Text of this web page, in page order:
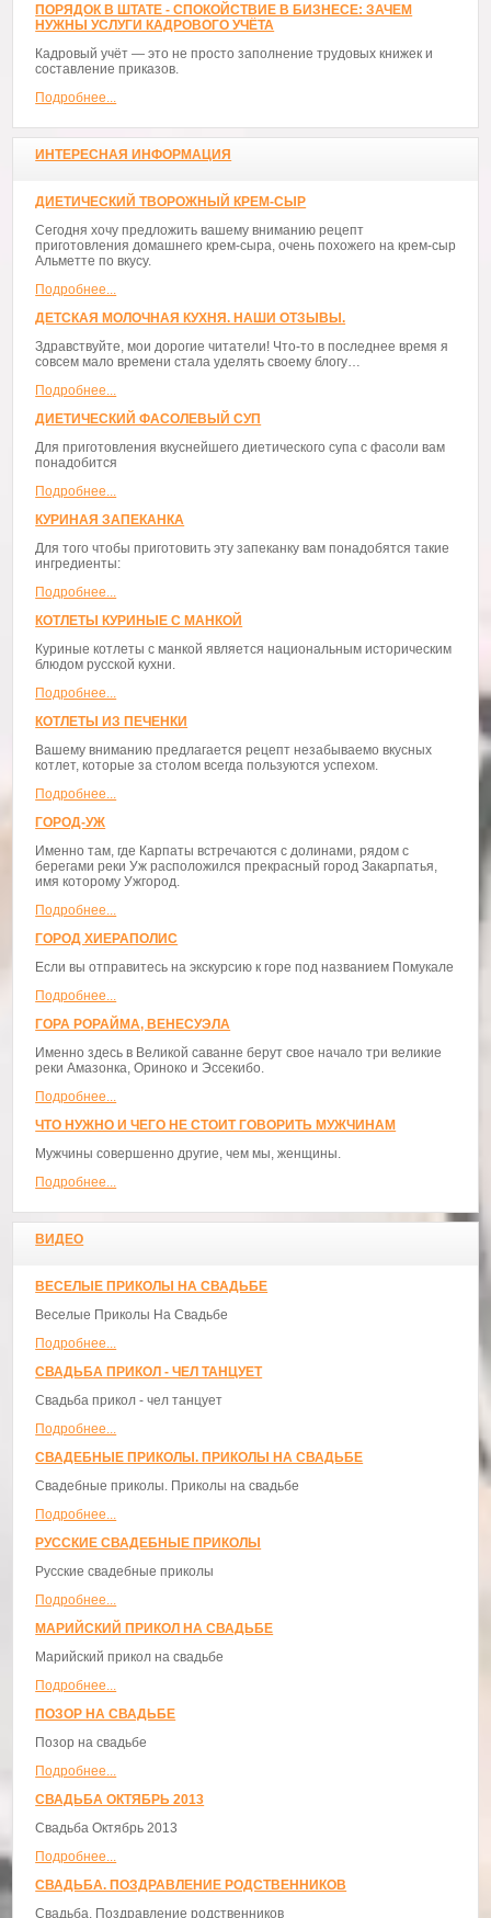
ПОРЯДОК В ШТАТЕ - СПОКОЙСТВИЕ В БИЗНЕСЕ: ЗАЧЕМ
НУЖНЫ УСЛУГИ КАДРОВОГО УЧЁТА
Кадровый учёт — это не просто заполнение трудовых книжек и
составление приказов.
Подробнее...
ИНТЕРЕСНАЯ ИНФОРМАЦИЯ
ДИЕТИЧЕСКИЙ ТВОРОЖНЫЙ КРЕМ-СЫР
Сегодня хочу предложить вашему вниманию рецепт
приготовления домашнего крем-сыра, очень похожего на крем-сыр
Альметте по вкусу.
Подробнее...
ДЕТСКАЯ МОЛОЧНАЯ КУХНЯ. НАШИ ОТЗЫВЫ.
Здравствуйте, мои дорогие читатели! Что-то в последнее время я
совсем мало времени стала уделять своему блогу…
Подробнее...
ДИЕТИЧЕСКИЙ ФАСОЛЕВЫЙ СУП
Для приготовления вкуснейшего диетического супа с фасоли вам
понадобится
Подробнее...
КУРИНАЯ ЗАПЕКАНКА
Для того чтобы приготовить эту запеканку вам понадобятся такие
ингредиенты:
Подробнее...
КОТЛЕТЫ КУРИНЫЕ С МАНКОЙ
Куриные котлеты с манкой является национальным историческим
блюдом русской кухни.
Подробнее...
КОТЛЕТЫ ИЗ ПЕЧЕНКИ
Вашему вниманию предлагается рецепт незабываемо вкусных
котлет, которые за столом всегда пользуются успехом.
Подробнее...
ГОРОД-УЖ
Именно там, где Карпаты встречаются с долинами, рядом с
берегами реки Уж расположился прекрасный город Закарпатья,
имя которому Ужгород.
Подробнее...
ГОРОД ХИЕРАПОЛИС
Если вы отправитесь на экскурсию к горе под названием Помукале
Подробнее...
ГОРА РОРАЙМА, ВЕНЕСУЭЛА
Именно здесь в Великой саванне берут свое начало три великие
реки Амазонка, Ориноко и Эссекибо.
Подробнее...
ЧТО НУЖНО И ЧЕГО НЕ СТОИТ ГОВОРИТЬ МУЖЧИНАМ
Мужчины совершенно другие, чем мы, женщины.
Подробнее...
ВИДЕО
ВЕСЕЛЫЕ ПРИКОЛЫ НА СВАДЬБЕ
Веселые Приколы На Свадьбе
Подробнее...
СВАДЬБА ПРИКОЛ - ЧЕЛ ТАНЦУЕТ
Свадьба прикол - чел танцует
Подробнее...
СВАДЕБНЫЕ ПРИКОЛЫ. ПРИКОЛЫ НА СВАДЬБЕ
Свадебные приколы. Приколы на свадьбе
Подробнее...
РУССКИЕ СВАДЕБНЫЕ ПРИКОЛЫ
Русские свадебные приколы
Подробнее...
МАРИЙСКИЙ ПРИКОЛ НА СВАДЬБЕ
Марийский прикол на свадьбе
Подробнее...
ПОЗОР НА СВАДЬБЕ
Позор на свадьбе
Подробнее...
СВАДЬБА ОКТЯБРЬ 2013
Свадьба Октябрь 2013
Подробнее...
СВАДЬБА. ПОЗДРАВЛЕНИЕ РОДСТВЕННИКОВ
Свадьба. Поздравление родственников